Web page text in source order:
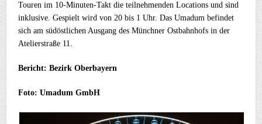
Touren im 10-Minuten-Takt die teilnehmenden Locations und sind
inklusive. Gespielt wird von 20 bis 1 Uhr. Das Umadum befindet
sich am südöstlichen Ausgang des Münchner Ostbahnhofs in der
Atelierstraße 11.
Bericht: Bezirk Oberbayern
Foto: Umadum GmbH